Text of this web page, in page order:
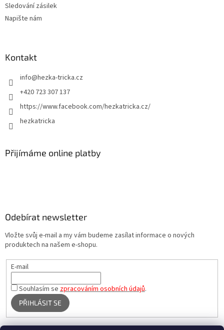
Sledování zásilek
Napište nám
Kontakt
info@hezka-tricka.cz
+420 723 307 137
https://www.facebook.com/hezkatricka.cz/
hezkatricka
Přijímáme online platby
Odebírat newsletter
Vložte svůj e-mail a my vám budeme zasílat informace o nových
produktech na našem e-shopu.
E-mail
Souhlasím se zpracováním osobních údajů.
PŘIHLÁSIT SE